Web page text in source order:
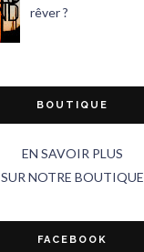
rêver ?
BOUTIQUE
EN SAVOIR PLUS
SUR NOTRE BOUTIQUE
FACEBOOK